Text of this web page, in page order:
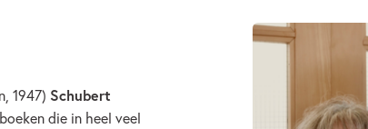
1947) Schubert
die in heel veel